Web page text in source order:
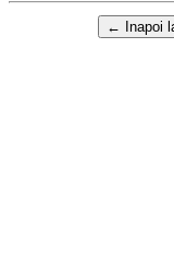
← Inapoi